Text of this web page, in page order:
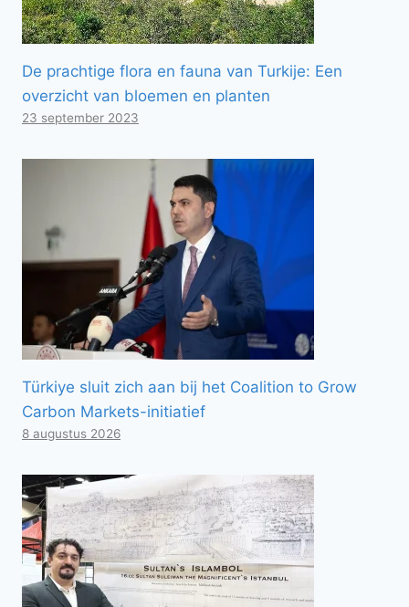
De prachtige flora en fauna van Turkije: Een
overzicht van bloemen en planten
23 september 2023
Türkiye sluit zich aan bij het Coalition to Grow
Carbon Markets-initiatief
8 augustus 2026